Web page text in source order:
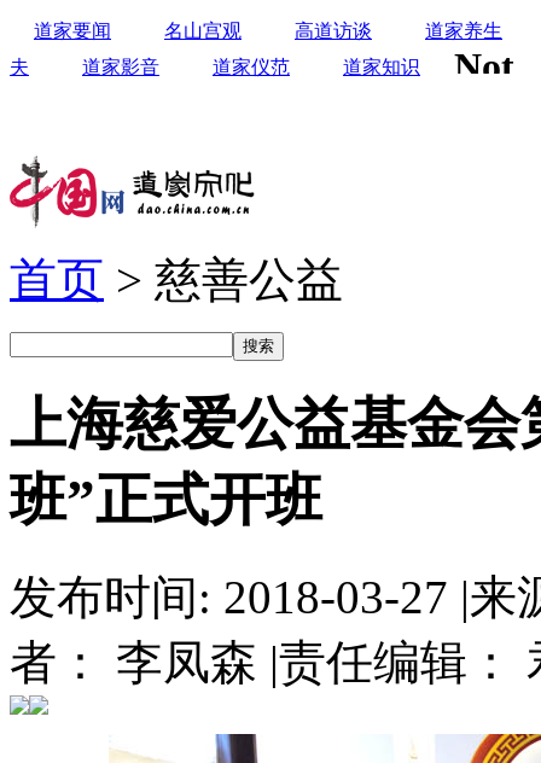
道家要闻 名山宫观 高道访谈
道家养生
夫
道家影音 道家仪范 道家知识
首页 > 慈善公益
上海慈爱公益基金会
班”正式开班
发布时间: 2018-03-27 |来
者： 李凤森 |责任编辑：